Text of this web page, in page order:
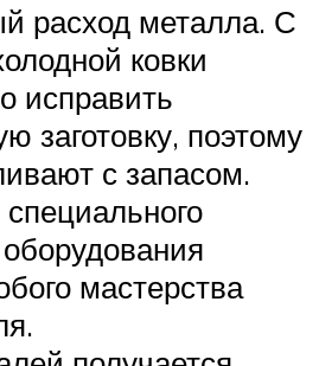
расход металла. С
ковки
исправить
заготовку, поэтому
с запасом.
оборудования
мастерства